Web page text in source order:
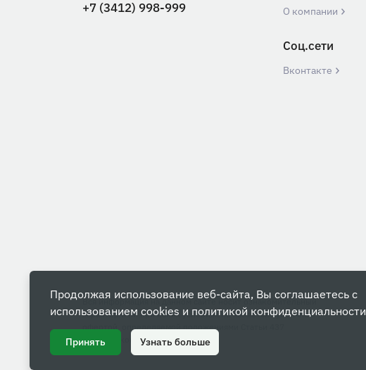
+7 (3412) 998-999
О компании
Соц.сети
Вконтакте
Вся информация на данном сайте носит ознакомительный
характер и ни при каких условиях не является публичной
офертой, определяемой положениями Статьи 437
Гражданского кодекса РФ.
Продолжая использование веб-сайта, Вы соглашаетесь с
использованием cookies и политикой конфиденциальности
Принять Узнать больше